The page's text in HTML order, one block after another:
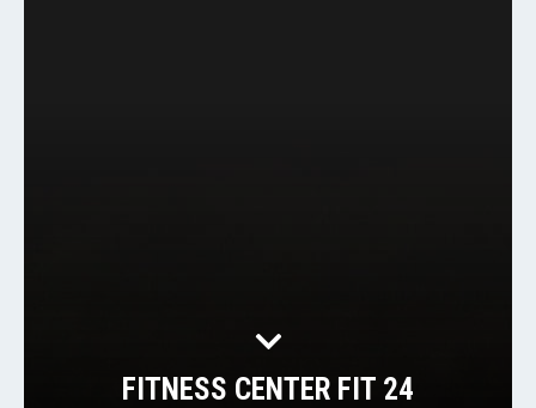
FITNESS CENTER FIT 24